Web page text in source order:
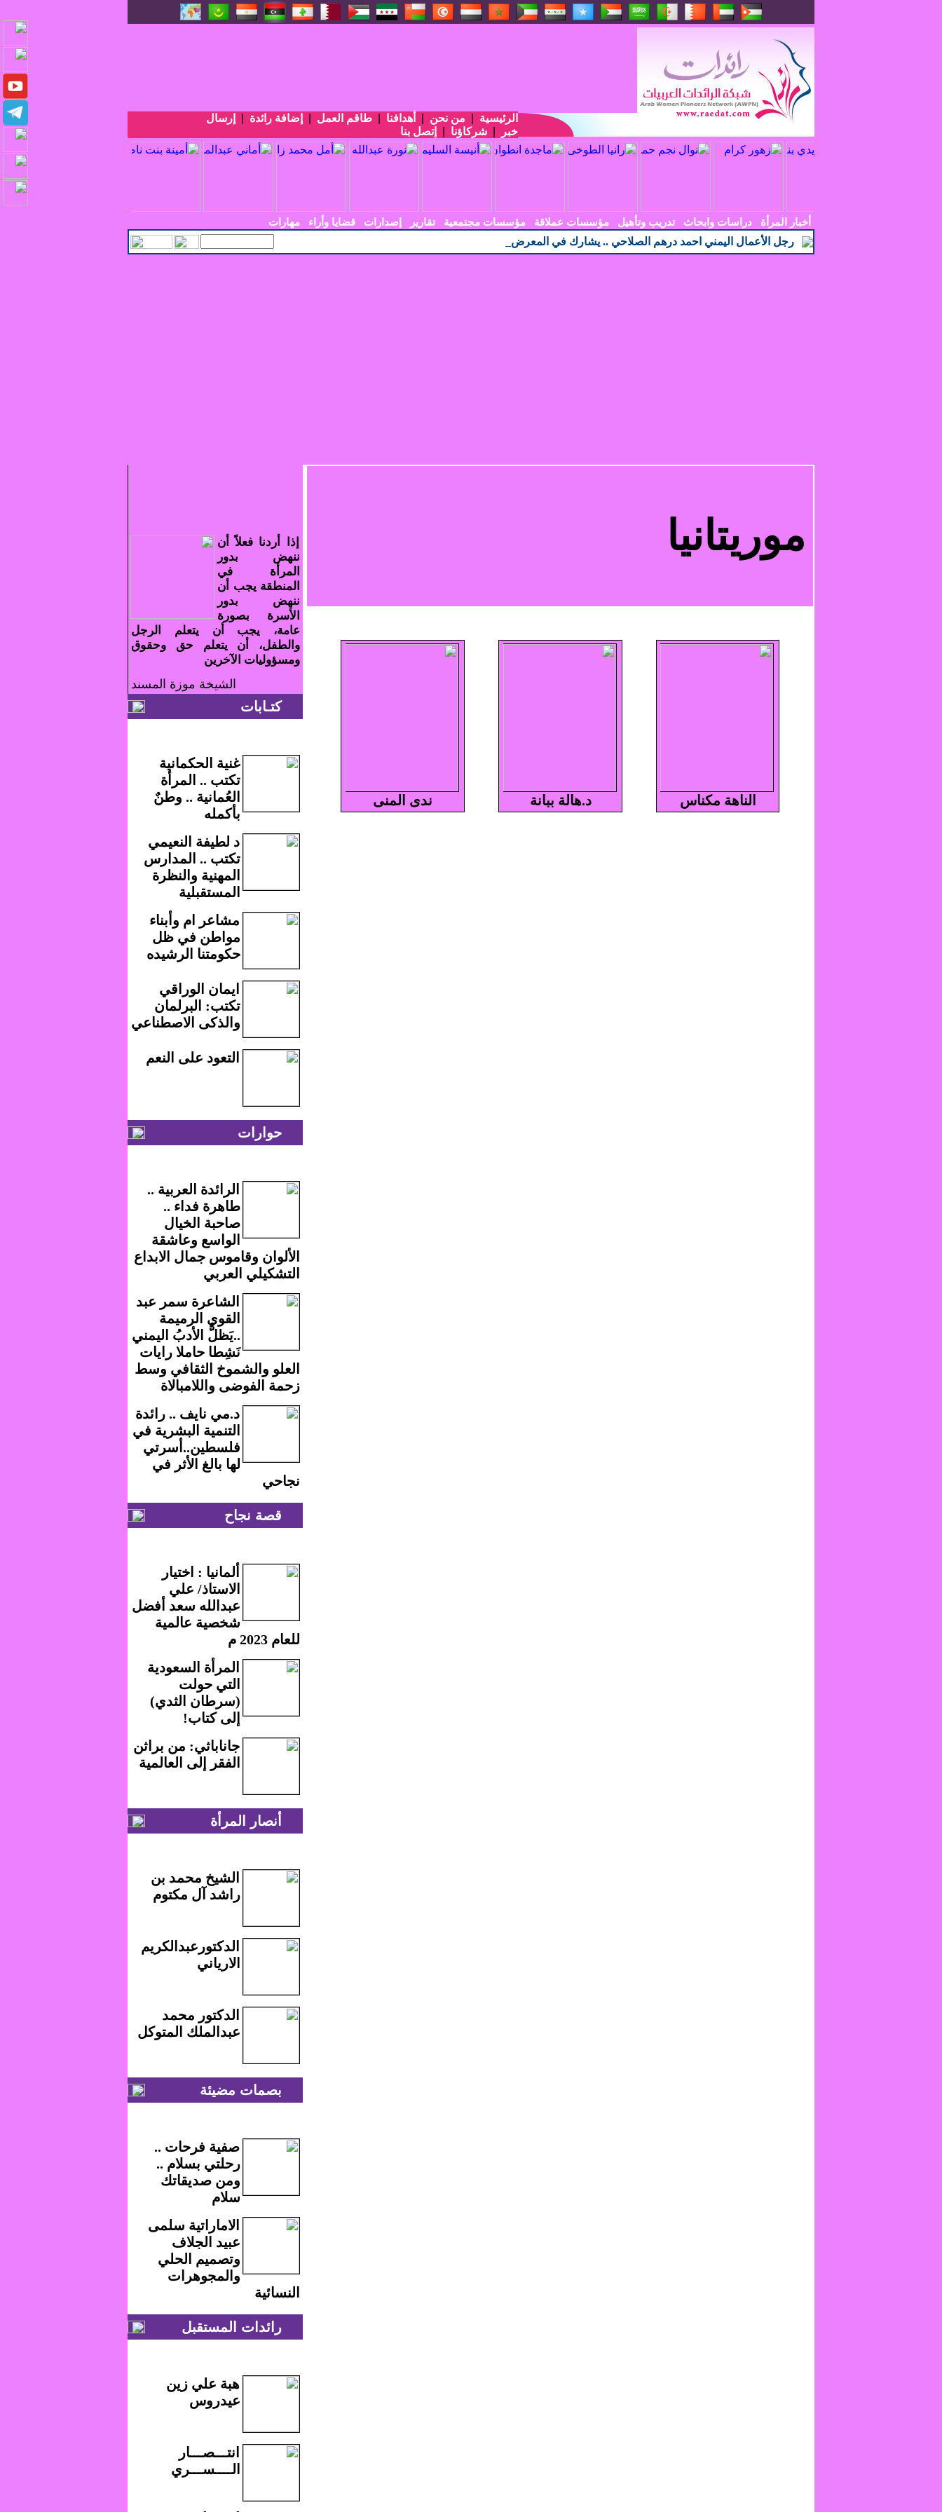
الرئيسية من نحن أهدافنا طاقم العمل إضافة رائدة
إرسال
خبر
شركاؤنا إتصل بنا
أخبار المرأة دراسات وابحاث تدريب وتأهيل مؤسسات عملاقة مؤسسات مجتمعية تقارير إصدارات قضايا وأراء
مهارات
رجل الأعمال اليمني احمد درهم الصلاحي .. يشارك في المعرض التجاري الاندونيسي_
موريتانيا
الناهة مكناس د.هالة ببانة ندى المنى
إذا أردنا فعلاً أن
ننهض بدور
المرأة في
المنطقة يجب أن
ننهض بدور
الأسرة بصورة
عامة، يجب أن يتعلم الرجل
والطفل، أن يتعلم حق وحقوق
ومسؤوليات الآخرين
الشيخة موزة المسند
كتـابات
غنية الحكمانية
تكتب .. المرأة
العُمانية .. وطنٌ
بأكمله
د لطيفة النعيمي
تكتب .. المدارس
المهنية والنظرة
المستقبلية
مشاعر ام وأبناء
مواطن في ظل
حكومتنا الرشيده
ايمان الوراقي
تكتب: البرلمان
والذكى الاصطناعي
التعود على النعم
حوارات
الرائدة العربية ..
طاهرة فداء ..
صاحبة الخيال
الواسع وعاشقة
الألوان وقاموس جمال الابداع
التشكيلي العربي
الشاعرة سمر عبد
القوي الرميمة
..يَظلُّ الأدبُ اليمني
نَشِطا حاملا رايات
العلو والشموخ الثقافي وسط
زحمة الفوضى واللامبالاة
د.مي نايف .. رائدة
التنمية البشرية في
فلسطين..أسرتي
لها بالغ الأثر في
نجاحي
قصة نجاح
ألمانيا : اختيار
الاستاذ/ علي
عبدالله سعد أفضل
شخصية عالمية
للعام 2023 م
المرأة السعودية
التي حولت
(سرطان الثدي)
إلى كتاب!
جاناباثي: من براثن
الفقر إلى العالمية
أنصار المرأة
الشيخ محمد بن
راشد آل مكتوم
الدكتورعبدالكريم
الارياني
الدكتور محمد
عبدالملك المتوكل
بصمات مضيئة
صفية فرحات ..
رحلتي بسلام ..
ومن صديقاتك
سلام
الاماراتية سلمى
عبيد الجلاف
وتصميم الحلي
والمجوهرات
النسائية
رائدات المستقبل
هبة علي زين
عيدروس
انتـــصـــار
الــــســـري